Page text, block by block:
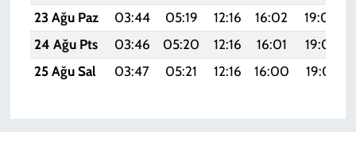
23 Ağu Paz
03:44 05:19 12:16 16:02 19:04
24 Ağu Pts
03:46 05:20 12:16 16:01 19:03
25 Ağu Sal
03:47 05:21 12:16 16:00 19:01